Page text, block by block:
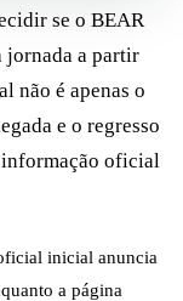
se o BEAR
jornada a partir
não é apenas o
e o regresso
oficial
inicial anuncia
a página